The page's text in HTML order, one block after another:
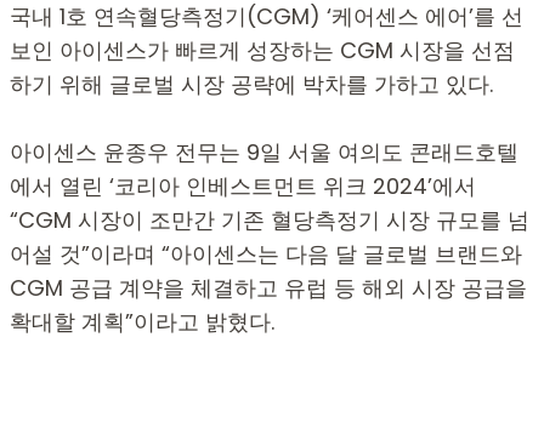
국내 1호 연속혈당측정기(CGM) ‘케어센스 에어’를 선
보인 아이센스가 빠르게 성장하는 CGM 시장을 선점
하기 위해 글로벌 시장 공략에 박차를 가하고 있다.
아이센스 윤종우 전무는 9일 서울 여의도 콘래드호텔
에서 열린 ‘코리아 인베스트먼트 위크 2024’에서
“CGM 시장이 조만간 기존 혈당측정기 시장 규모를 넘
어설 것”이라며 “아이센스는 다음 달 글로벌 브랜드와
CGM 공급 계약을 체결하고 유럽 등 해외 시장 공급을
확대할 계획”이라고 밝혔다.